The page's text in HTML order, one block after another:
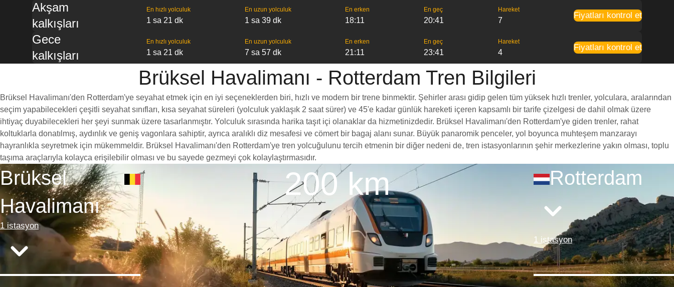
Akşam
kalkışları
En hızlı yolculuk
1 sa 21 dk
En uzun yolculuk
1 sa 39 dk
En erken
18:11
En geç
20:41
Hareket
7
Fiyatları kontrol et
Gece
kalkışları
En hızlı yolculuk
1 sa 21 dk
En uzun yolculuk
7 sa 57 dk
En erken
21:11
En geç
23:41
Hareket
4
Fiyatları kontrol et
Brüksel Havalimanı - Rotterdam Tren Bilgileri
Brüksel Havalimanı'den Rotterdam'ye seyahat etmek için en iyi seçeneklerden biri, hızlı ve modern bir trene binmektir. Şehirler arası gidip gelen tüm yüksek hızlı trenler, yolculara, aralarından
seçim yapabilecekleri çeşitli seyahat sınıfları, kısa seyahat süreleri (yolculuk yaklaşık 2 saat sürer) ve 45'e kadar günlük hareketi içeren kapsamlı bir tarife çizelgesi de dahil olmak üzere
ihtiyaç duyabilecekleri her şeyi sunmak üzere tasarlanmıştır. Yolculuk sırasında harika taşıt içi olanaklar da hizmetinizdedir. Brüksel Havalimanı'den Rotterdam'ye giden trenler, rahat
koltuklarla donatılmış, aydınlık ve geniş vagonlara sahiptir, ayrıca aralıklı diz mesafesi ve cömert bir bagaj alanı sunar. Büyük panaromik penceler, yol boyunca muhteşem manzarayı
hayranlıkla seyretmek için mükemmeldir. Brüksel Havalimanı'den Rotterdam'ye tren yolcuğulunu tercih etmenin bir diğer nedeni de, tren istasyonlarının şehir merkezlerine yakın olması, toplu
taşıma araçlarıyla kolayca erişilebilir olması ve bu sayede gezmeyi çok kolaylaştırmasıdır.
Brüksel
Havalimanı
1 istasyon
200 km Rotterdam
1 istasyon